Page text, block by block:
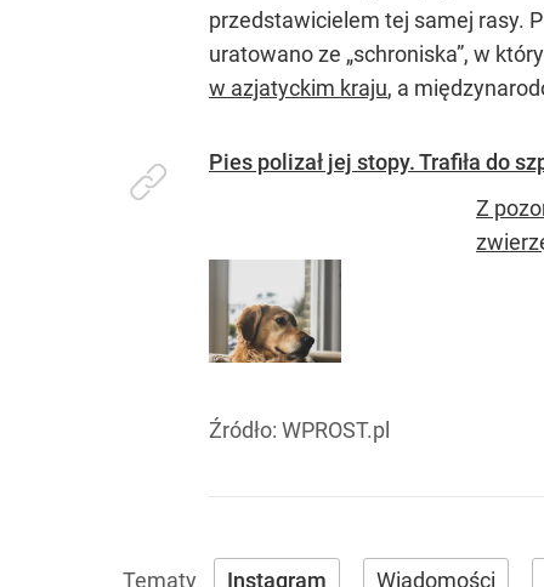
przedstawicielem tej samej rasy.
uratowano ze „schroniska”, w
w azjatyckim kraju, a
Pies polizał jej stopy. Trafiła do
Z
Źródło: WPROST.pl
Instagram Wiadomości